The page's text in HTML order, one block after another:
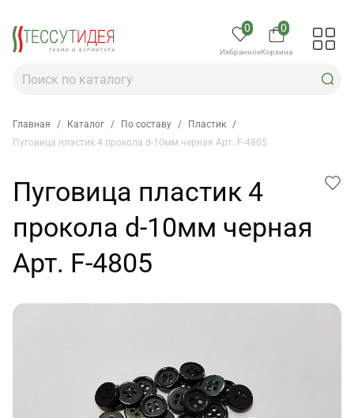
0
Избранное
0
Корзина
Главная / Каталог / По составу / Пластик /
Пуговица пластик 4 прокола d-10мм черная Арт. F-4805
Пуговица пластик 4
прокола d-10мм черная
Арт. F-4805